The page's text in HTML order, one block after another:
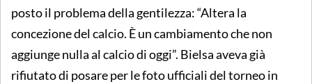
posto il problema della gentilezza: “Altera la
concezione del calcio. È un cambiamento che non
aggiunge nulla al calcio di oggi”. Bielsa aveva già
rifiutato di posare per le foto ufficiali del torneo in